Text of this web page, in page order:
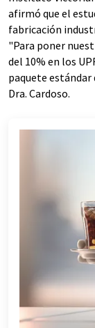
afirmó que el
fabricación
"Para poner
del 10% en los
paquete
Dra. Cardoso.